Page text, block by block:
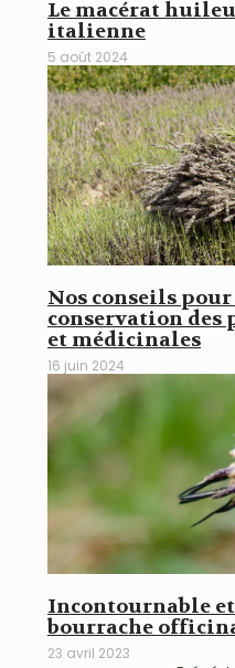
Le macérat
italienne
5 août 2024
Nos conseils
conservation des
et médicinales
16 juin 2024
Incontournable
bourrache
23 avril 2023